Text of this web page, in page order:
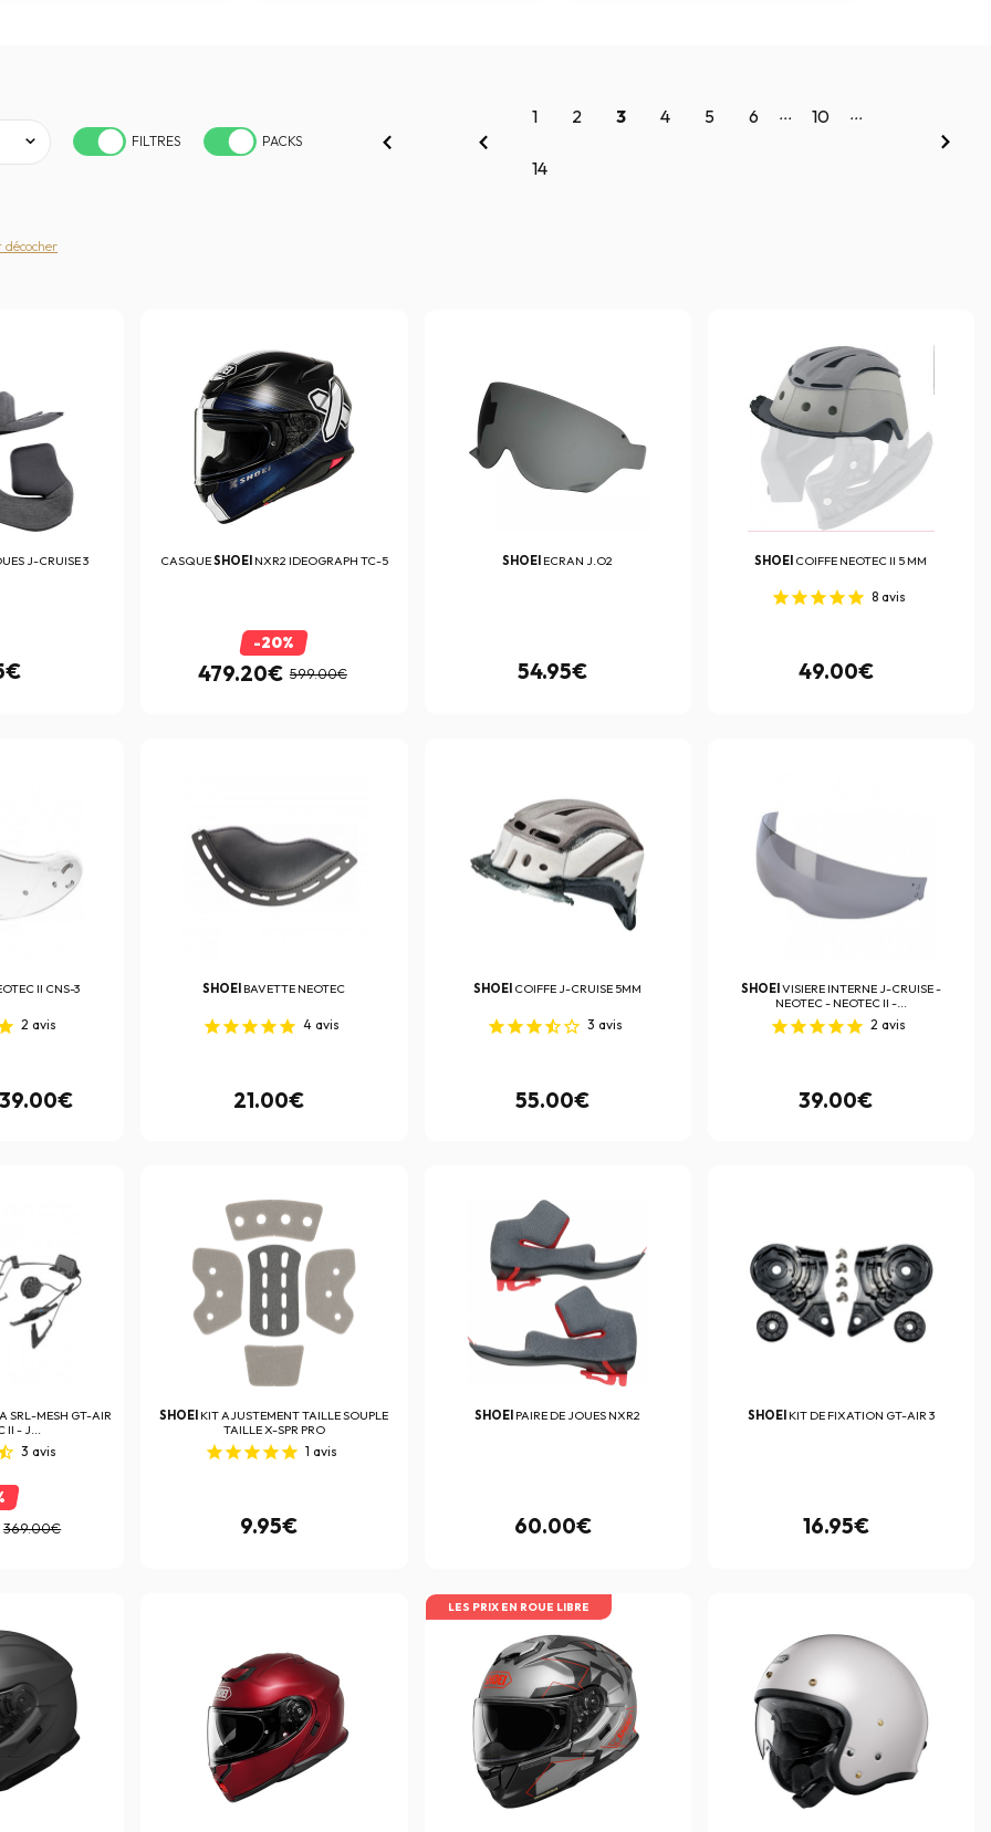
FILTRES PACKS
1 2 3 4 5 6 ... 10 ...
14
décocher
J-CRUISE 3 CASQUESHOEI NXR2 IDEOGRAPH TC-5
-20%
479.20€ 599.00€
SHOEI ECRAN J.O2
54.95€
SHOEI COIFFE NEOTEC II 5 MM
8avis
49.00€
II CNS-3
2 avis
SHOEI BAVETTE NEOTEC
4 avis
21.00€
SHOEI COIFFE J-CRUISE 5MM
3 avis
55.00€
SHOEI VISIERE INTERNE J-CRUISE -
NEOTEC - NEOTEC II -...
2 avis
39.00€
SRL-MESH GT-AIR
II - J...
3 avis
369.00€
SHOEI KIT AJUSTEMENT TAILLE SOUPLE
TAILLE X-SPR PRO
1 avis
9.95€
SHOEI PAIRE DE JOUES NXR2
60.00€
SHOEI KIT DE FIXATION GT-AIR 3
16.95€
LES PRIX EN ROUE LIBRE